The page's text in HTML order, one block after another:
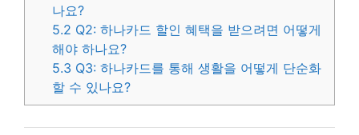
나요?
5.2 Q2: 하나카드 할인 혜택을 받으려면 어떻게
해야 하나요?
5.3 Q3: 하나카드를 통해 생활을 어떻게 단순화
할 수 있나요?